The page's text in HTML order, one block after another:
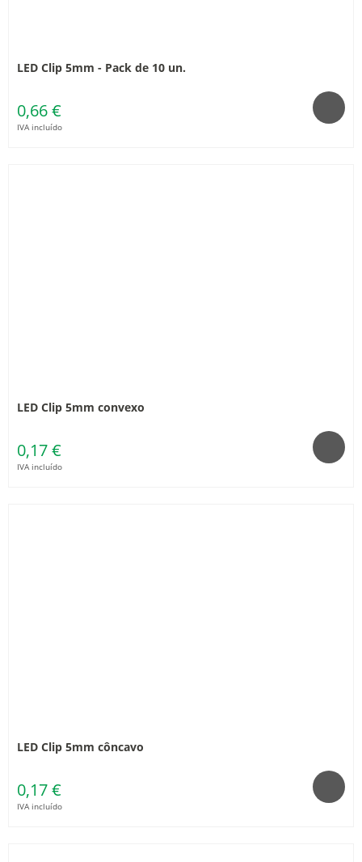
LED Clip 5mm - Pack de 10 un.
0,66 €
IVA incluído
LED Clip 5mm convexo
0,17 €
IVA incluído
LED Clip 5mm côncavo
0,17 €
IVA incluído